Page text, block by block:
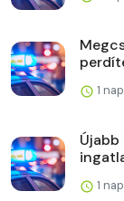
1
Újabb
1